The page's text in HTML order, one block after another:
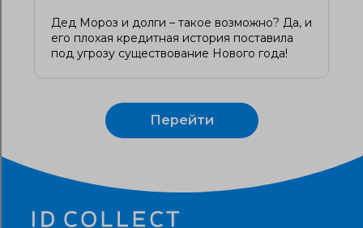
Дед Мороз и долги – такое возможно? Да, и
его плохая кредитная история поставила
под угрозу существование Нового года!
Перейти